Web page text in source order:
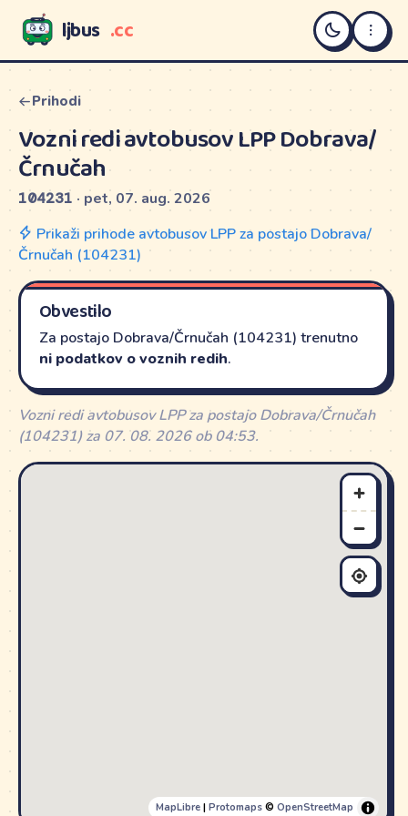
LJBUS ljbus .cc
Prihodi
Vozni redi avtobusov LPP Dobrava/
Črnučah
104231 · pet, 07. aug. 2026
Prikaži prihode avtobusov LPP za postajo Dobrava/
Črnučah (104231)
Obvestilo
Za postajo Dobrava/Črnučah (104231) trenutno
ni podatkov o voznih redih.
Vozni redi avtobusov LPP za postajo Dobrava/Črnučah
(104231) za 07. 08. 2026 ob 04:53.
MapLibre| Protomaps© OpenStreetMap